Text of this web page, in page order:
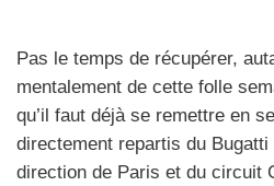
Pas le temps de récupérer,
mentalement de cette folle
qu’il faut déjà se remettre en
directement repartis du Bugatti
direction de Paris et du circuit